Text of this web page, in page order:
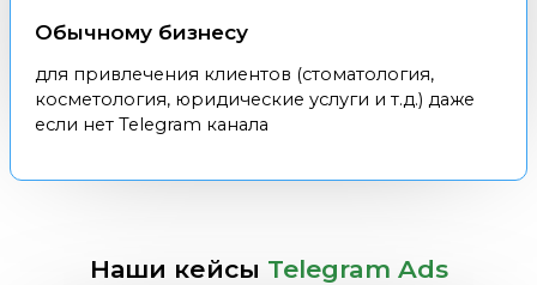
Обычному бизнесу
для привлечения клиентов (стоматология,
косметология, юридические услуги и т.д.) даже
если нет Telegram канала
Наши кейсы Telegram Ads